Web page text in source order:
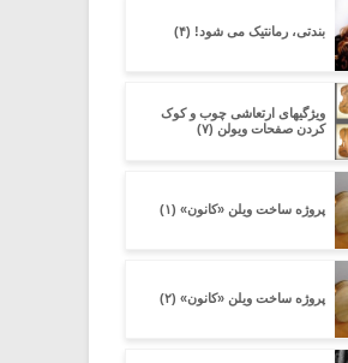
بندتی، رمانتیک می شود! (۴)
ویژگیهای ارتعاشی چوب و کوک
کردن صفحات ویولن (۷)
پروژه ساخت ویلن «کانون» (۱)
پروژه ساخت ویلن «کانون» (۲)